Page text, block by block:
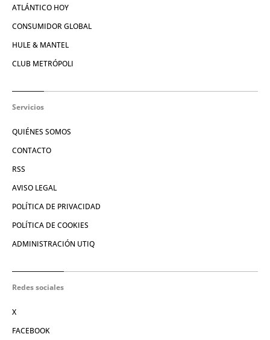
ATLÁNTICO HOY
CONSUMIDOR GLOBAL
HULE & MANTEL
CLUB METRÓPOLI
Servicios
QUIÉNES SOMOS
CONTACTO
RSS
AVISO LEGAL
POLÍTICA DE PRIVACIDAD
POLÍTICA DE COOKIES
ADMINISTRACIÓN UTIQ
Redes sociales
X
FACEBOOK